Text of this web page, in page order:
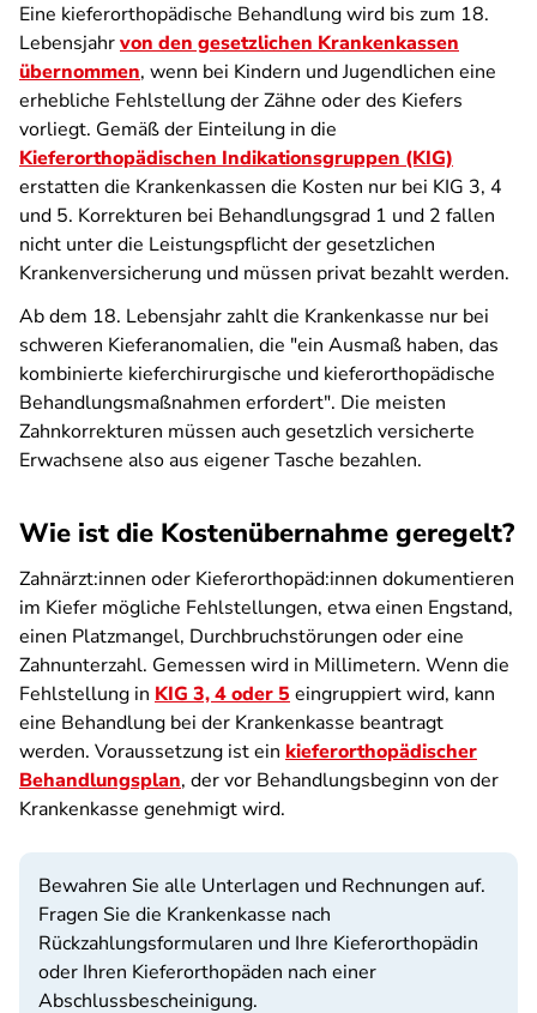
Eine kieferorthopädische Behandlung wird bis zum 18.
Lebensjahrvon den gesetzlichen Krankenkassen
übernommen, wenn bei Kindern und Jugendlichen eine
erhebliche Fehlstellung der Zähne oder des Kiefers
vorliegt. Gemäß der Einteilung in die
Kieferorthopädischen Indikationsgruppen (KIG)
erstatten die Krankenkassen die Kosten nur bei KIG 3, 4
und 5. Korrekturen bei Behandlungsgrad 1 und 2 fallen
nicht unter die Leistungspflicht der gesetzlichen
Krankenversicherung und müssen privat bezahlt werden.
Ab dem 18. Lebensjahr zahlt die Krankenkasse nur bei
schweren Kieferanomalien, die "ein Ausmaß haben, das
kombinierte kieferchirurgische und kieferorthopädische
Behandlungsmaßnahmen erfordert". Die meisten
Zahnkorrekturen müssen auch gesetzlich versicherte
Erwachsene also aus eigener Tasche bezahlen.
Wie ist die Kostenübernahme geregelt?
Zahnärzt:innen oder Kieferorthopäd:innen dokumentieren
im Kiefer mögliche Fehlstellungen, etwa einen Engstand,
einen Platzmangel, Durchbruchstörungen oder eine
Zahnunterzahl. Gemessen wird in Millimetern. Wenn die
Fehlstellung in KIG 3, 4 oder 5 eingruppiert wird, kann
eine Behandlung bei der Krankenkasse beantragt
werden. Voraussetzung ist ein kieferorthopädischer
Behandlungsplan, der vor Behandlungsbeginn von der
Krankenkasse genehmigt wird.
Bewahren Sie alle Unterlagen und Rechnungen auf.
Fragen Sie die Krankenkasse nach
Rückzahlungsformularen und Ihre Kieferorthopädin
oder Ihren Kieferorthopäden nach einer
Abschlussbescheinigung.